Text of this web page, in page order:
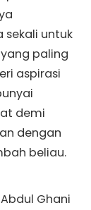
sekali untuk
paling
aspirasi
demi
dengan
beliau.
Ghani